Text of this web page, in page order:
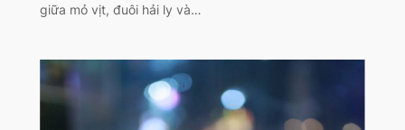
giữa mỏ vịt, đuôi hải ly và…